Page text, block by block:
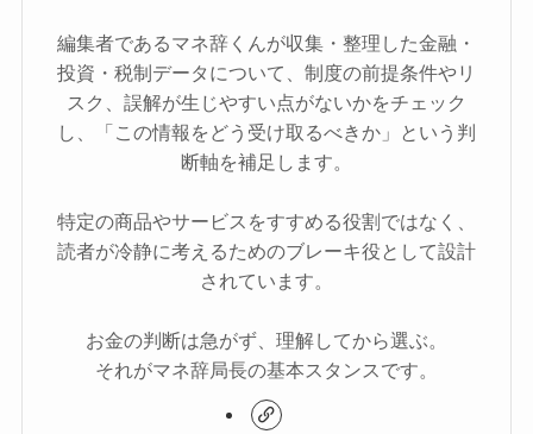
編集者であるマネ辞くんが収集・整理した金融・
投資・税制データについて、制度の前提条件やリ
スク、誤解が生じやすい点がないかをチェック
し、「この情報をどう受け取るべきか」という判
断軸を補足します。
特定の商品やサービスをすすめる役割ではなく、
読者が冷静に考えるためのブレーキ役として設計
されています。
お金の判断は急がず、理解してから選ぶ。
それがマネ辞局長の基本スタンスです。